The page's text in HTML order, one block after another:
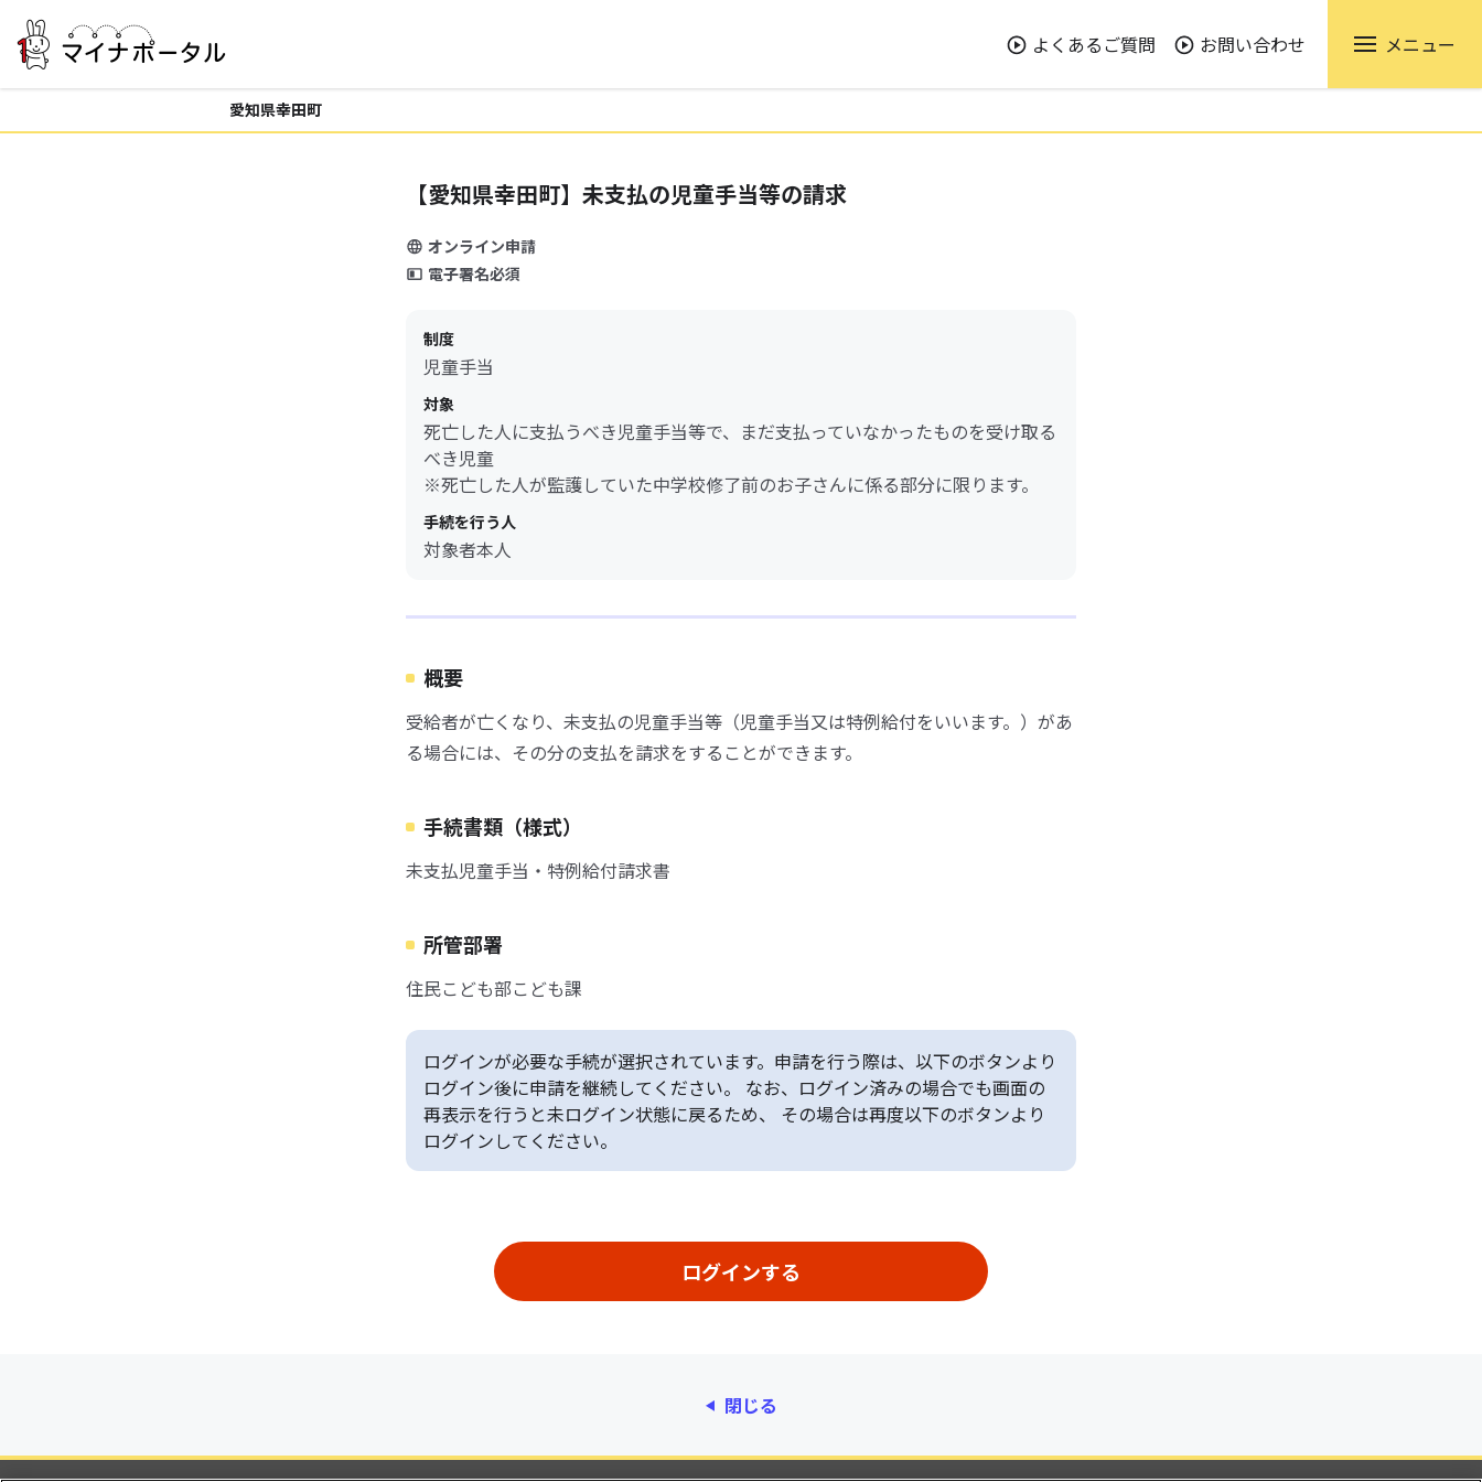
よくあるご質問 お問い合わせ メニュー
愛知県幸田町
【愛知県幸田町】未支払の児童手当等の請求
オンライン申請
電子署名必須
制度
児童手当
対象
死亡した人に支払うべき児童手当等で、まだ支払っていなかったものを受け取る
べき児童
※死亡した人が監護していた中学校修了前のお子さんに係る部分に限ります。
手続を行う人
対象者本人
概要
受給者が亡くなり、未支払の児童手当等（児童手当又は特例給付をいいます。）があ
る場合には、その分の支払を請求をすることができます。
手続書類（様式）
未支払児童手当・特例給付請求書
所管部署
住民こども部こども課
ログインが必要な手続が選択されています。申請を行う際は、以下のボタンより
ログイン後に申請を継続してください。 なお、ログイン済みの場合でも画面の
再表示を行うと未ログイン状態に戻るため、 その場合は再度以下のボタンより
ログインしてください。
閉じる